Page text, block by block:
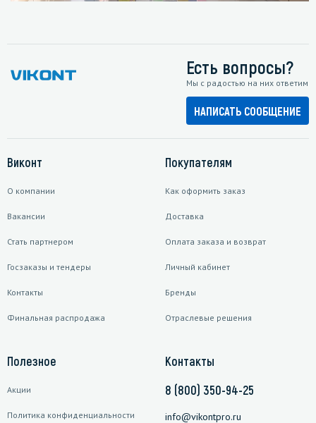
Есть вопросы?
Мы с радостью на них ответим
НАПИСАТЬ СООБЩЕНИЕ
Виконт
О компании
Вакансии
Стать партнером
Госзаказы и тендеры
Контакты
Финальная распродажа
Покупателям
Как оформить заказ
Доставка
Оплата заказа и возврат
Личный кабинет
Бренды
Отраслевые решения
Полезное
Акции
Политика конфиденциальности
Контакты
8 (800) 350-94-25
info@vikontpro.ru